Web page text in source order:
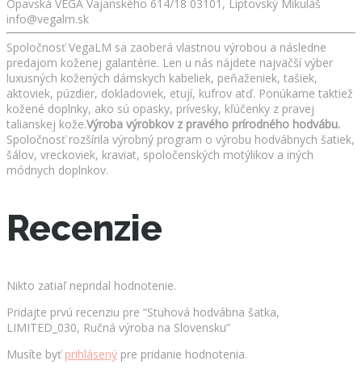
Opavská VEGA Vajanského 614/18 03101, Liptovský Mikuláš
info@vegalm.sk
Spoločnosť VegaLM sa zaoberá vlastnou výrobou a následne
predajom koženej galantérie. Len u nás nájdete najväčší výber
luxusných kožených dámskych kabeliek, peňaženiek, tašiek,
aktoviek, púzdier, dokladoviek, etují, kufrov atď. Ponúkame taktiež
kožené doplnky, ako sú opasky, prívesky, kľúčenky z pravej
talianskej kože.Výroba výrobkov z pravého prírodného hodvábu.
Spoločnosť rozšírila výrobný program o výrobu hodvábnych šatiek,
šálov, vreckoviek, kraviat, spoločenských motýlikov a iných
módnych doplnkov.
Recenzie
Nikto zatiaľ nepridal hodnotenie.
Pridajte prvú recenziu pre “Stuhová hodvábna šatka,
LIMITED_030, Ručná výroba na Slovensku”
Musíte byť prihlásený pre pridanie hodnotenia.